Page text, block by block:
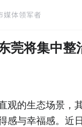
莞将集中整
观的生态场景，
感与幸福感。近